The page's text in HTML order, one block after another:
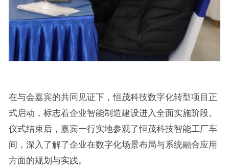
在与会嘉宾的共同见证下，恒茂科技数字化转型项目正
式启动，标志着企业智能制造建设进入全面实施阶段。
仪式结束后，嘉宾一行实地参观了恒茂科技智能工厂车
间，深入了解了企业在数字化场景布局与系统融合应用
方面的规划与实践。